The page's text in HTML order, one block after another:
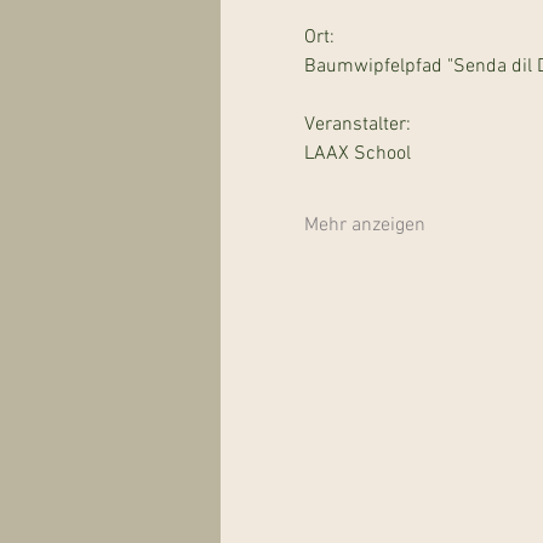
Ort:
Baumwipfelpfad "Senda dil
Veranstalter:
LAAX School
Mehr anzeigen